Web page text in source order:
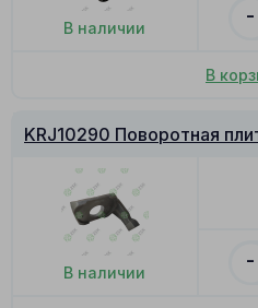
В наличии
-
В
KRJ10290 Поворотная
В наличии
-